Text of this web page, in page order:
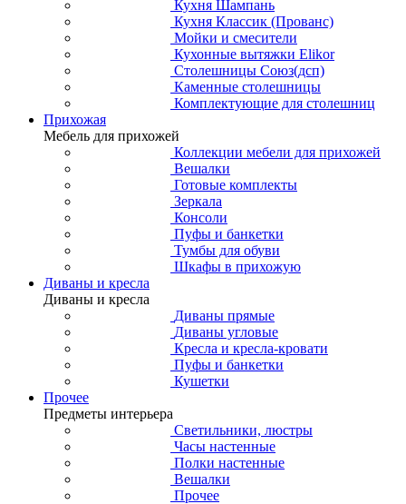
Кухня Шампань
Кухня Классик (Прованс)
Мойки и смесители
Кухонные вытяжки Elikor
Столешницы Союз(дсп)
Каменные столешницы
Комплектующие для столешниц
Прихожая
Мебель для прихожей
Коллекции мебели для прихожей
Вешалки
Готовые комплекты
Зеркала
Консоли
Пуфы и банкетки
Тумбы для обуви
Шкафы в прихожую
Диваны и кресла
Диваны и кресла
Диваны прямые
Диваны угловые
Кресла и кресла-кровати
Пуфы и банкетки
Кушетки
Прочее
Предметы интерьера
Светильники, люстры
Часы настенные
Полки настенные
Вешалки
Прочее